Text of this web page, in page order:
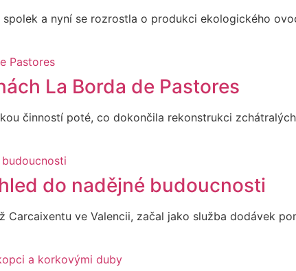
a nyní se rozrostla o produkci ekologického
La Borda de Pastores
činností poté, co dokončila rekonstrukci
do nadějné budoucnosti
Carcaixentu ve Valencii, začal jako služba dodávek